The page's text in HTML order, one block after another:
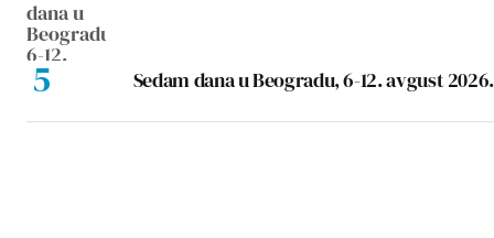
Sedam dana u Beogradu, 6-12. avgust 2026.